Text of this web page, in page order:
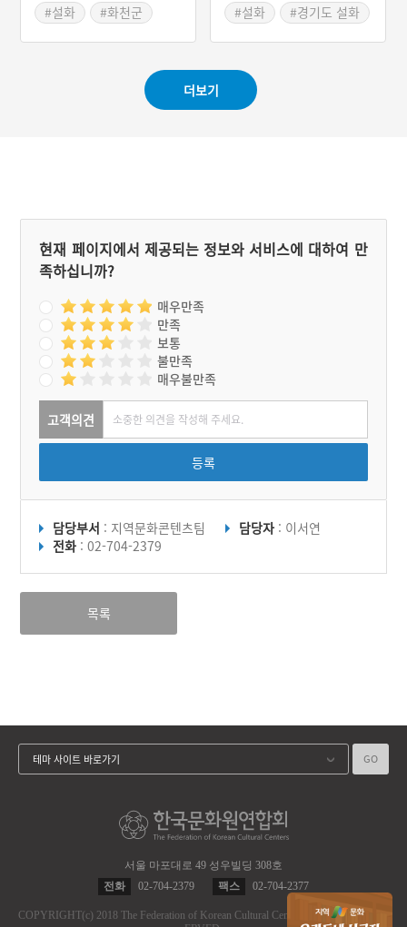
한 이야기들이 전해진다. 그
런데 그 줄거리는 별반 차이
가 없다. 먼 길 떠나서 화천
가, 연인이 있는 곳에 거의
도착한 것을 모르고 절망하
여 자결한 고개라 하여 '처
#설화
#화천군
#설화
#경기도 설화
더보기
현재 페이지에서 제공되는 정보와 서비스에 대하여 만
족하십니까?
매우만족
만족
보통
불만족
매우불만족
고객의견
등록
담당부서 : 지역문화콘텐츠팀 담당자 : 이서연
전화 : 02-704-2379
목록
서울 마포대로 49 성우빌딩 308호
전화
02-704-2379 팩스 02-704-2377
COPYRIGHT(c) 2018 The Federation of Korean Cultural Centers.
ALL RIGHT RES
테마 사이트 바로가기 GO